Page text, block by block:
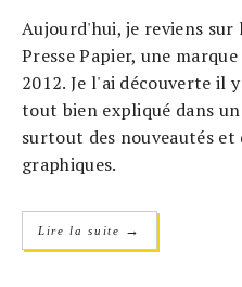
Aujourd'hui, je reviens
Presse Papier, une
2012. Je l'ai découverte il
tout bien expliqué dans
surtout des nouveautés
graphiques.
Lire la suite →